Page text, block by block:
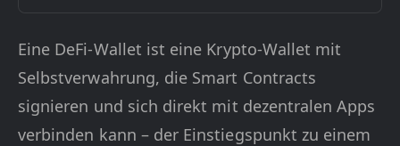
Eine DeFi-Wallet ist eine Krypto-Wallet mit
Selbstverwahrung, die Smart Contracts
signieren und sich direkt mit dezentralen Apps
verbinden kann – der Einstiegspunkt zu einem